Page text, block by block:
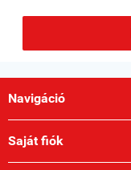
Navigáció
Saját fiók